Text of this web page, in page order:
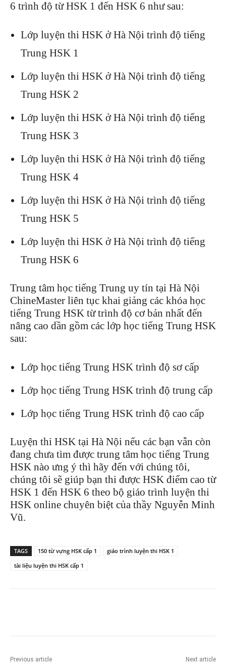
6 trình độ từ HSK 1 đến HSK 6 như sau:
Lớp luyện thi HSK ở Hà Nội trình độ tiếng
Trung HSK 1
Lớp luyện thi HSK ở Hà Nội trình độ tiếng
Trung HSK 2
Lớp luyện thi HSK ở Hà Nội trình độ tiếng
Trung HSK 3
Lớp luyện thi HSK ở Hà Nội trình độ tiếng
Trung HSK 4
Lớp luyện thi HSK ở Hà Nội trình độ tiếng
Trung HSK 5
Lớp luyện thi HSK ở Hà Nội trình độ tiếng
Trung HSK 6
Trung tâm học tiếng Trung uy tín tại Hà Nội
ChineMaster liên tục khai giảng các khóa học
tiếng Trung HSK từ trình độ cơ bản nhất đến
nâng cao dần gồm các lớp học tiếng Trung HSK
sau:
Lớp học tiếng Trung HSK trình độ sơ cấp
Lớp học tiếng Trung HSK trình độ trung cấp
Lớp học tiếng Trung HSK trình độ cao cấp
Luyện thi HSK tại Hà Nội nếu các bạn vẫn còn
đang chưa tìm được trung tâm học tiếng Trung
HSK nào ưng ý thì hãy đến với chúng tôi,
chúng tôi sẽ giúp bạn thi được HSK điểm cao từ
HSK 1 đến HSK 6 theo bộ giáo trình luyện thi
HSK online chuyên biệt của thầy Nguyễn Minh
Vũ.
TAGS 150 từ vựng HSK cấp 1
giáo trình luyện thi HSK 1
tài liệu luyện thi HSK cấp 1
Previous article Next article